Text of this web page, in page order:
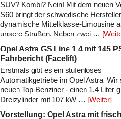
SUV? Kombi? Nein! Mit dem neuen
S60 bringt der schwedische
dynamische Mittelklasse-Limousine
unsere Straßen. Neben zwei …
Opel Astra GS Line 1.4 mit 145
Fahrbericht (Facelift)
Erstmals gibt es ein stufenloses
Automatikgetriebe im Opel Astra. Wir
neuen Top-Benziner - einen 1.4 Liter
Dreizylinder mit 107 kW … [Weiter]
Vorstellung: Opel Astra mit